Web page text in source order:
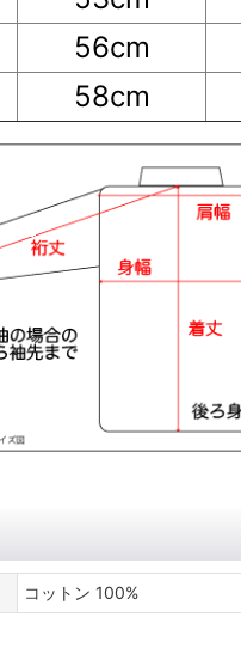
56cm
58cm
コットン 100%